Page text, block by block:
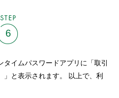
6
イムパスワードアプリに「取引
と表示されます。 以上で、利